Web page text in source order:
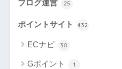
ブログ運営 25
ポイントサイト 432
ECナビ 30
Gポイント 1